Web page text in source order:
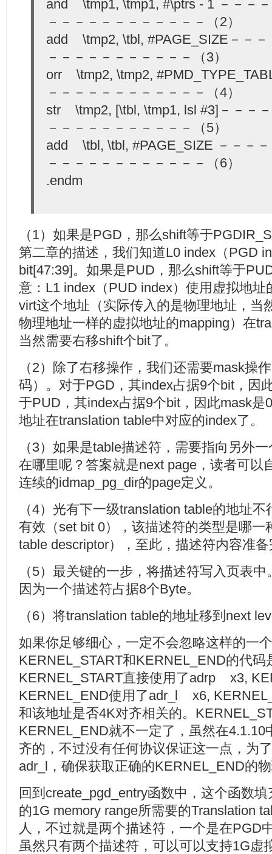
and \tmp1, \tmp1, #\ptrs - 1 －－－
－－－－－－－－－－－－（2）
add \tmp2, \tbl, #PAGE_SIZE－－－
－－－－－－－－－－－（3）
orr \tmp2, \tmp2,
－－－－－－－－－－－－（4）
str \tmp2, [\tbl, \tmp1, lsl #3]－－－
－－－－－－－－－－－（5）
add \tbl, \tbl, #PAGE_SIZE －－－
－－－－－－－－－－－－（6）
.endm
（1）如果是PGD，那么shift等于
第二章的描述，我们知道L0 index（PGD
bit[47:39]。如果是PUD，那么shift等于
意：L1 index（PUD index）使用虚拟地址
virt这个地址（实际传入的是物理地址，当
物理地址一样的虚拟地址的mapping）在
当然需要右移shift个bit了。
（2）除了右移操作，我们还需要mask操
码）。对于PGD，其index占据9个bit，因
于PUD，其index占据9个bit，因此mask是
地址在translation table中对应的index了。
（3）如果是table描述符，需要指向另外
在哪里呢？答案就是next page，读者可以
连续的idmap_pg_dir的page定义。
（4）光有下一级translation table的地址
有效（set bit 0），该描述符的类型是哪一
table descriptor），至此，描述符内容准
（5）最关键的一步，将描述符写入页表
因为一个描述符占据8个Byte。
（6）将translation table的地址移到next
如果你足够细心，一定不会忽略这样的一
KERNEL_START和KERNEL_END的代码
KERNEL_START直接使用了adrp x3,
KERNEL_END使用了adr_l x6,
和该地址是否4K对齐相关的。
KERNEL_END就不一定了，虽然在
齐的，不过没有任何协议保证这一点，为
adr_l，确保获取正确的KERNEL_END的
回到create_pgd_entry函数中，这个函数
的1G memory range所需要的Translation
人，不过就是两个描述符，一个是在PGD
虽然只有两个描述符，可以可以支持1G虚